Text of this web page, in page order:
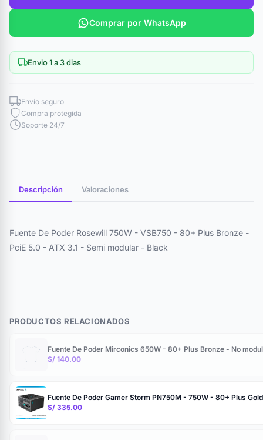
Comprar por WhatsApp
Envio 1 a 3 dias
Envío seguro
Compra protegida
Soporte 24/7
Descripción Valoraciones
Fuente De Poder Rosewill 750W - VSB750 - 80+ Plus Bronze -
PciE 5.0 - ATX 3.1 - Semi modular - Black
PRODUCTOS RELACIONADOS
Fuente De Poder Mirconics 650W - 80+ Plus Bronze - No
S/ 140.00
Fuente De Poder Gamer Storm PN750M - 750W - 80+ Plus
S/ 335.00